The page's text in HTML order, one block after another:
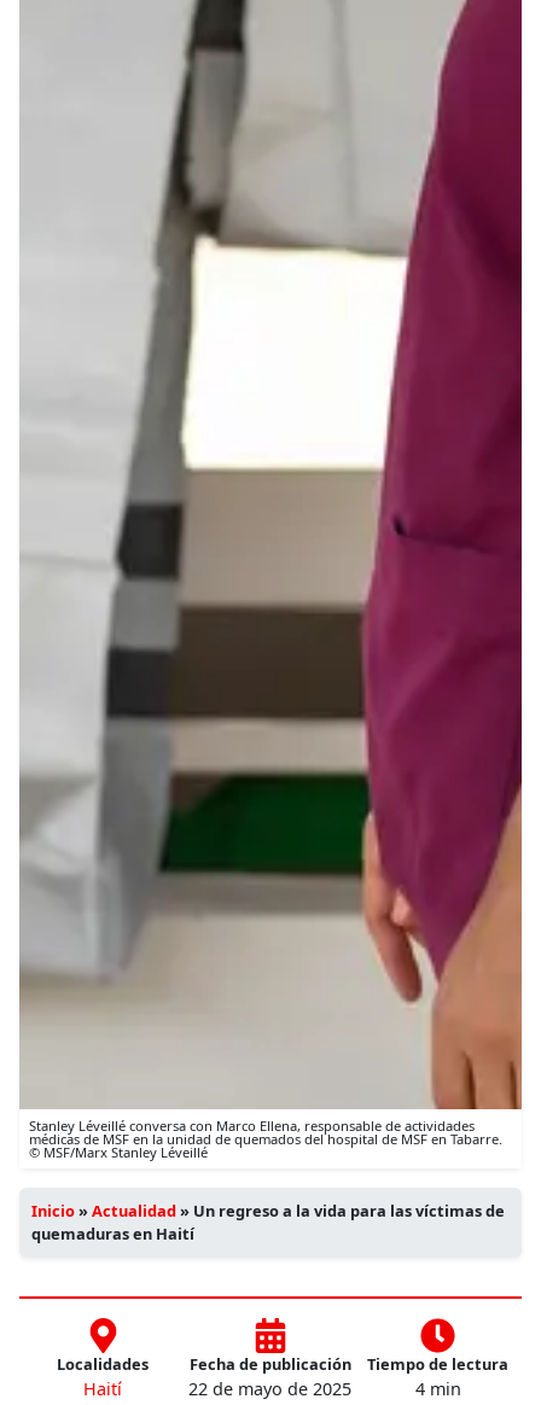
Stanley Léveillé conversa con Marco Ellena, responsable de actividades
médicas de MSF en la unidad de quemados del hospital de MSF en Tabarre.
© MSF/Marx Stanley Léveillé
Inicio»Actualidad» Un regreso a la vida para las víctimas de
quemaduras en Haití
Localidades
Haití
Fecha de publicación
22 de mayo de 2025
Tiempo de lectura
4 min